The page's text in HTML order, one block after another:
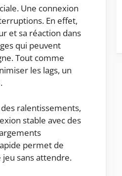
Une connexion
En effet,
et sa réaction dans
qui peuvent
Tout comme
les lags, un
ralentissements,
stable avec des
permet de
sans attendre.